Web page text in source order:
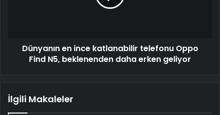
Dünyanın en ince katlanabilir telefonu Oppo
Find N5, beklenenden daha erken geliyor
İlgili Makaleler